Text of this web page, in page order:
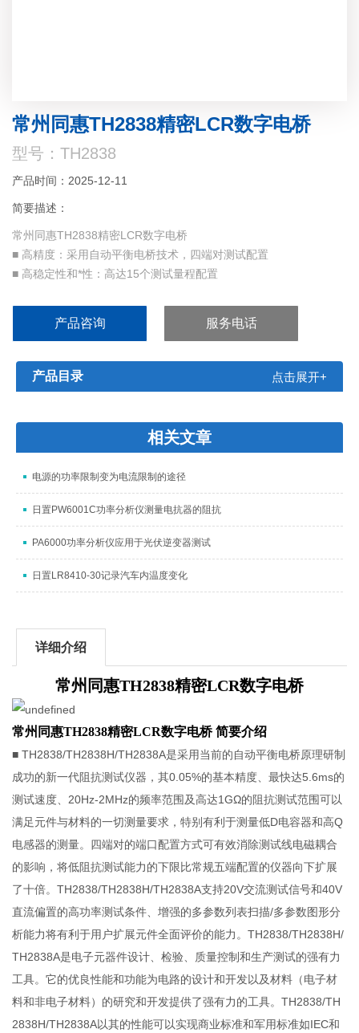
常州同惠TH2838精密LCR数字电桥
型号：TH2838
产品时间：2025-12-11
简要描述：
常州同惠TH2838精密LCR数字电桥
■ 高精度：采用自动平衡电桥技术，四端对测试配置
■ 高稳定性和*性：高达15个测试量程配置
产品咨询 服务电话
产品目录 点击展开+
相关文章
电源的功率限制变为电流限制的途径
日置PW6001C功率分析仪测量电抗器的阻抗
PA6000功率分析仪应用于光伏逆变器测试
日置LR8410-30记录汽车内温度变化
详细介绍
常州同惠TH2838精密LCR数字电桥
常州同惠TH2838精密LCR数字电桥简要介绍
■ TH2838/TH2838H/TH2838A是采用当前的自动平衡电桥原理研制
成功的新一代阻抗测试仪器，其0.05%的基本精度、最快达5.6ms的
测试速度、20Hz-2MHz的频率范围及高达1GΩ的阻抗测试范围可以
满足元件与材料的一切测量要求，特别有利于测量低D电容器和高Q
电感器的测量。四端对的端口配置方式可有效消除测试线电磁耦合
的影响，将低阻抗测试能力的下限比常规五端配置的仪器向下扩展
了十倍。TH2838/TH2838H/TH2838A支持20V交流测试信号和40V
直流偏置的高功率测试条件、增强的多参数列表扫描/多参数图形分
析能力将有利于用户扩展元件全面评价的能力。TH2838/TH2838H/
TH2838A是电子元器件设计、检验、质量控制和生产测试的强有力
工具。它的优良性能和功能为电路的设计和开发以及材料（电子材
料和非电子材料）的研究和开发提供了强有力的工具。TH2838/TH
2838H/TH2838A以其的性能可以实现商业标准和军用标准如IEC和